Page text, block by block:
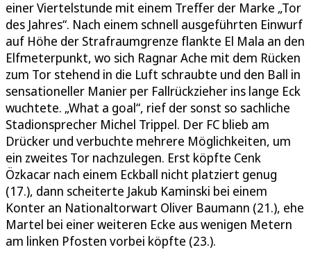
einer Viertelstunde mit einem Treffer der Marke „Tor
des Jahres“. Nach einem schnell ausgeführten Einwurf
auf Höhe der Strafraumgrenze flankte El Mala an den
Elfmeterpunkt, wo sich Ragnar Ache mit dem Rücken
zum Tor stehend in die Luft schraubte und den Ball in
sensationeller Manier per Fallrückzieher ins lange Eck
wuchtete. „What a goal“, rief der sonst so sachliche
Stadionsprecher Michel Trippel. Der FC blieb am
Drücker und verbuchte mehrere Möglichkeiten, um
ein zweites Tor nachzulegen. Erst köpfte Cenk
Özkacar nach einem Eckball nicht platziert genug
(17.), dann scheiterte Jakub Kaminski bei einem
Konter an Nationaltorwart Oliver Baumann (21.), ehe
Martel bei einer weiteren Ecke aus wenigen Metern
am linken Pfosten vorbei köpfte (23.).